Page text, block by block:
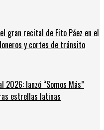
gran recital de Fito Páez en el
y cortes de tránsito
2026: lanzó “Somos Más”
estrellas latinas